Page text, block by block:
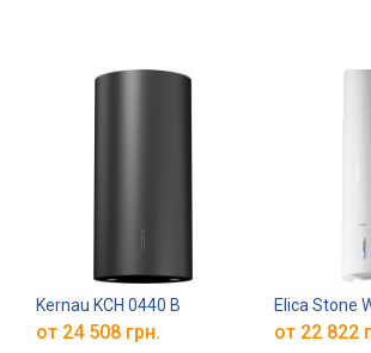
Kernau KCH 0440 B
от 24 508 грн.
Elica Stone
от 22 822